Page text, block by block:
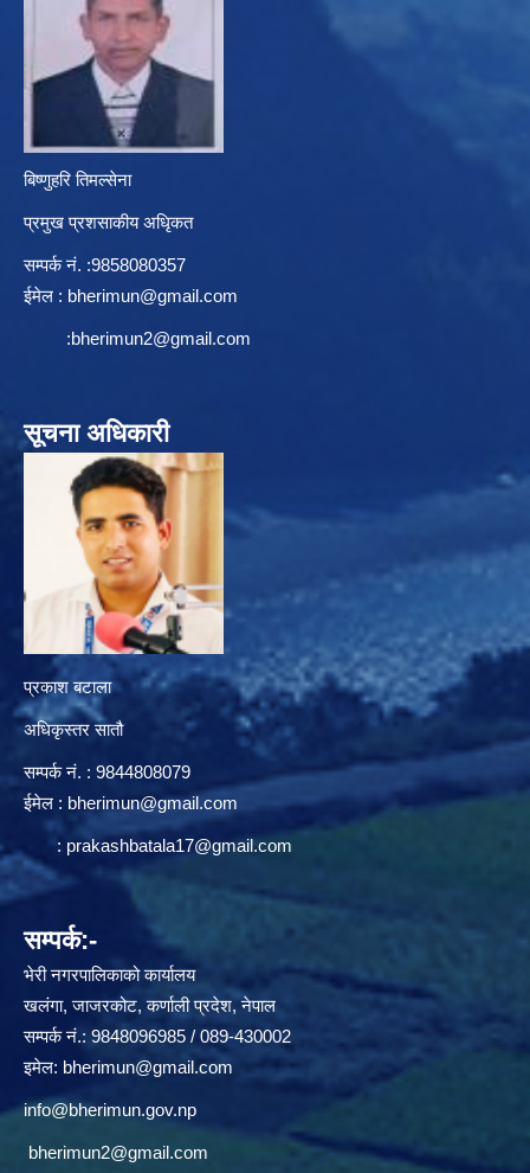
बिष्णुहरि तिमल्सेना
प्रमुख प्रशसाकीय अधिृकत
सम्पर्क न‌ं. :9858080357
ईमेल : bherimun@gmail.com
:bherimun2@gmail.com
सूचना अधिकारी
प्रकाश बटाला
अधिकृस्तर सातौ
सम्पर्क न‌ं. : 9844808079
ईमेल : bherimun@gmail.com
: prakashbatala17@gmail.com
सम्पर्क:-
भेरी नगरपालिकाको कार्यालय
खलंगा, जाजरकोट, कर्णाली प्रदेश, नेपाल
सम्पर्क नं.: 9848096985 / 089-430002
इमेल: bherimun@gmail.com
info@bherimun.gov.np
bherimun2@gmail.com